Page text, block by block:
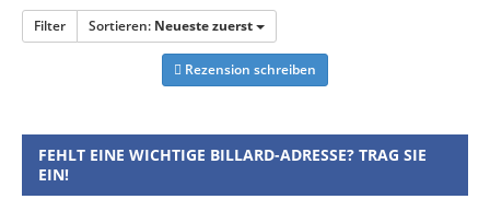
Filter Sortieren: Neueste zuerst
Rezension schreiben
FEHLT EINE WICHTIGE BILLARD-ADRESSE? TRAG SIE
EIN!